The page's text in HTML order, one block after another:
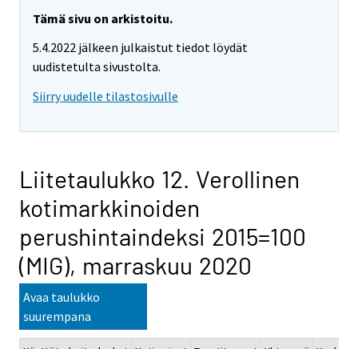
Tämä sivu on arkistoitu.
5.4.2022 jälkeen julkaistut tiedot löydät
uudistetulta sivustolta.
Siirry uudelle tilastosivulle
Liitetaulukko 12. Verollinen
kotimarkkinoiden
perushintaindeksi 2015=100
(MIG), marraskuu 2020
Avaa taulukko
suurempana